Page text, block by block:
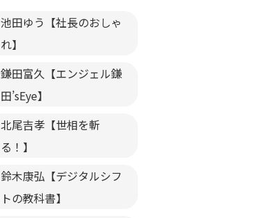
池田ゆう【社長のおしゃ
れ】
鎌田富久【エンジェル鎌
田’sEye】
北尾吉孝【世相を斬
る！】
鈴木康弘【デジタルシフ
トの教科書】